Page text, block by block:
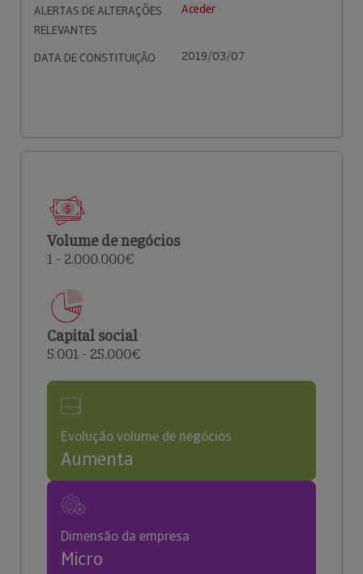
ALERTAS DE ALTERAÇÕES
RELEVANTES
Aceder
DATA DE CONSTITUIÇÃO 2019/03/07
Volume de negócios
1 - 2.000.000€
Capital social
5.001 - 25.000€
Evolução volume de negócios
Aumenta
Dimensão da empresa
Micro